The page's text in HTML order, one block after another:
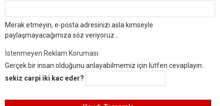
Merak etmeyin, e-posta adresinizi asla kimseyle
paylaşmayacağımıza söz veriyoruz...
İstenmeyen Reklam Koruması:
Gerçek bir insan olduğunu anlayabilmemiz için lütfen cevaplayın:.
sekiz carpi iki kac eder?